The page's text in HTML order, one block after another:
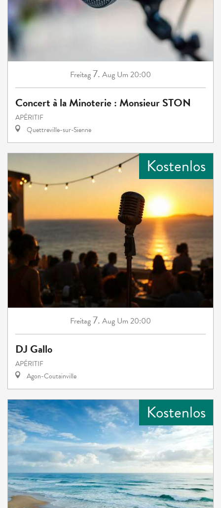
Freitag7. Aug Um 20:00
Concert à la Minoterie : Monsieur STON
APÉRITIF
Quettreville-sur-Sienne
Kostenlos
Freitag7. Aug Um 20:00
DJ Gallo
APÉRITIF
Agon-Coutainville
Kostenlos